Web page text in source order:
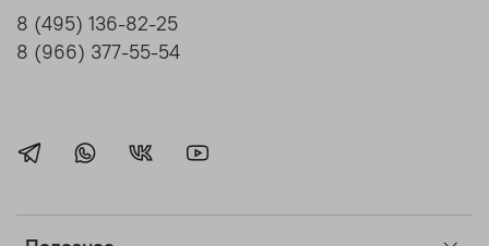
8 (495) 136-82-25
8 (966) 377-55-54